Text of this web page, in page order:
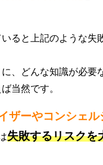
ると上記のような失
、どんな知識が必要
当然です。
ザーやコンシェル
失敗するリスクを